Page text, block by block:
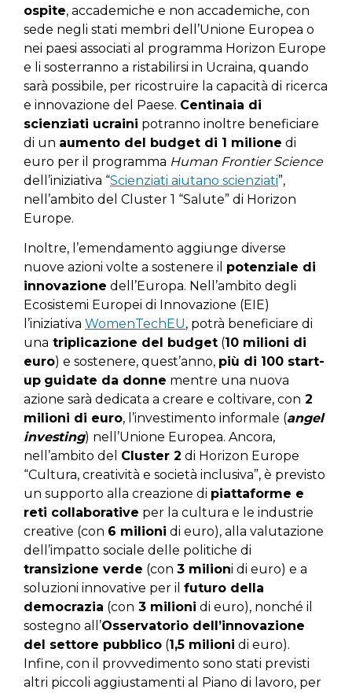
ospite, accademiche e non accademiche, con
sede negli stati membri dell’Unione Europea o
nei paesi associati al programma Horizon Europe
e li sosterranno a ristabilirsi in Ucraina, quando
sarà possibile, per ricostruire la capacità di ricerca
e innovazione del Paese. Centinaia di
scienziati ucraini potranno inoltre beneficiare
di un aumento del budget di 1 milione di
euro per il programma Human Frontier Science
dell’iniziativa “Scienziati aiutano scienziati”,
nell’ambito del Cluster 1 “Salute” di Horizon
Europe.
Inoltre, l’emendamento aggiunge diverse
nuove azioni volte a sostenere il potenziale di
innovazione dell’Europa. Nell’ambito degli
Ecosistemi Europei di Innovazione (EIE)
l’iniziativa WomenTechEU, potrà beneficiare di
una triplicazione del budget (10 milioni di
euro) e sostenere, quest’anno, più di 100 start-
up guidate da donne mentre una nuova
azione sarà dedicata a creare e coltivare, con 2
milioni di euro, l’investimento informale (angel
investing) nell’Unione Europea. Ancora,
nell’ambito del Cluster 2 di Horizon Europe
“Cultura, creatività e società inclusiva”, è previsto
un supporto alla creazione di piattaforme e
reti collaborative per la cultura e le industrie
creative (con 6 milioni di euro), alla valutazione
dell’impatto sociale delle politiche di
transizione verde (con 3 milioni di euro) e a
soluzioni innovative per il futuro della
democrazia (con 3 milioni di euro), nonché il
sostegno all’Osservatorio dell’innovazione
del settore pubblico (1,5 milioni di euro).
Infine, con il provvedimento sono stati previsti
altri piccoli aggiustamenti al Piano di lavoro, per